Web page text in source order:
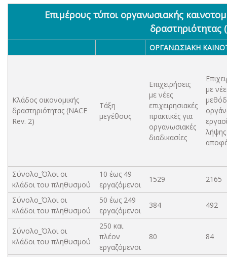
Επιμέρους τύποι οργανωσιακής
δραστηριότητας
ΟΡΓΑΝΩΣΙΑΚΉ
Κλάδος οικονομικής
δραστηριότητας (NACE
Rev. 2)
Τάξη
μεγέθους
Επιχειρήσεις
με νέες
επιχειρησιακές
πρακτικές για
οργανωσιακές
διαδικασίες
με
λήψης
Σύνολο_Όλοι οι
κλάδοι του πληθυσμού
10 έως 49
εργαζόμενοι
1529 2165
Σύνολο_Όλοι οι
κλάδοι του πληθυσμού
50 έως 249
εργαζόμενοι
384 492
Σύνολο_Όλοι οι
κλάδοι του πληθυσμού
250 και
πλέον
εργαζόμενοι
80 84